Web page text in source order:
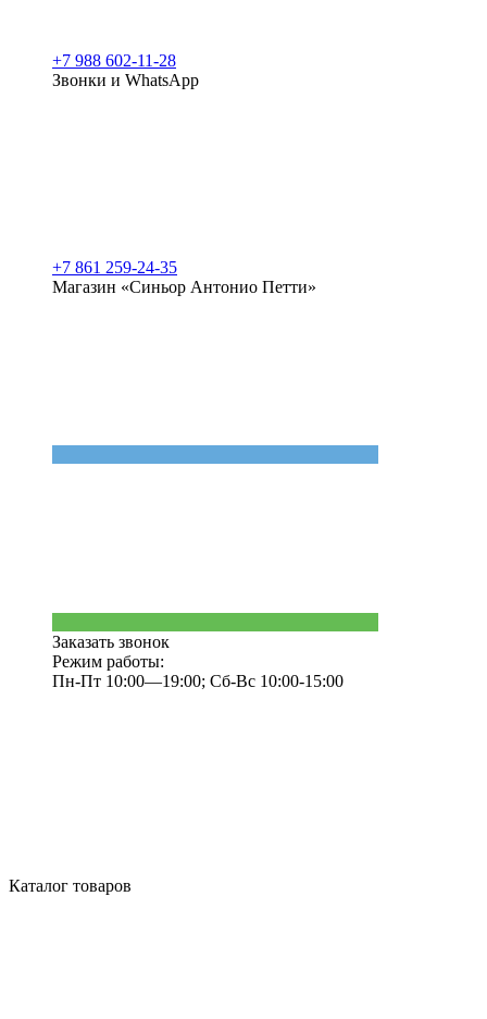
+7 988 602-11-28
Звонки и WhatsApp
+7 861 259-24-35
Магазин «Синьор Антонио Петти»
Заказать звонок
Режим работы:
Пн-Пт 10:00—19:00; Сб-Вс 10:00-15:00
Каталог товаров